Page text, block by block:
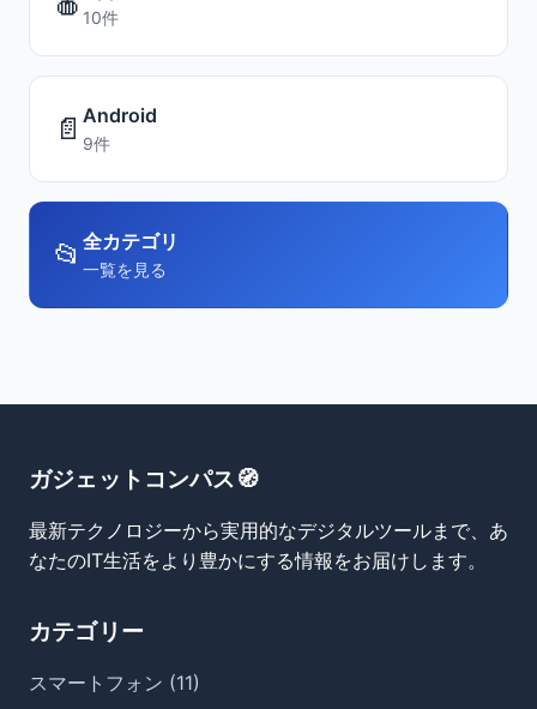
10件
📄 Android
9件
📂 全カテゴリ
一覧を見る
ガジェットコンパス🧭
最新テクノロジーから実用的なデジタルツールまで、あ
なたのIT生活をより豊かにする情報をお届けします。
カテゴリー
スマートフォン (11)